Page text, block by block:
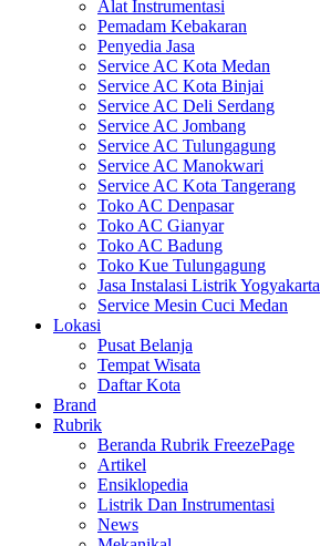
Alat Instrumentasi
Pemadam Kebakaran
Penyedia Jasa
Service AC Kota Medan
Service AC Kota Binjai
Service AC Deli Serdang
Service AC Jombang
Service AC Tulungagung
Service AC Manokwari
Service AC Kota Tangerang
Toko AC Denpasar
Toko AC Gianyar
Toko AC Badung
Toko Kue Tulungagung
Jasa Instalasi Listrik Yogyakarta
Service Mesin Cuci Medan
Lokasi
Pusat Belanja
Tempat Wisata
Daftar Kota
Brand
Rubrik
Beranda Rubrik FreezePage
Artikel
Ensiklopedia
Listrik Dan Instrumentasi
News